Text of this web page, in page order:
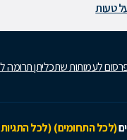
טעות
לעמותות שתכליתן תרומה
(לכל התחומים) (לכל